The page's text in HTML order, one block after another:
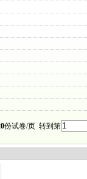
份试卷/页 转到第